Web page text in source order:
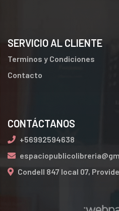
SERVICIO AL CLIENTE
Terminos y Condiciones
Contacto
CONTÁCTANOS
+56992594638
Condell 847 local 07,